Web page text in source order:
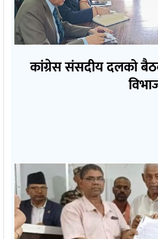
कांग्रेस संसदीय दलको